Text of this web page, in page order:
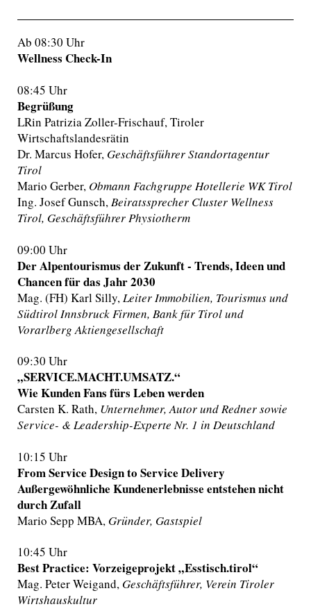
Ab 08:30 Uhr
Wellness Check-In
08:45 Uhr
Begrüßung
LRin Patrizia Zoller-Frischauf, Tiroler
Wirtschaftslandesrätin
Dr. Marcus Hofer, Geschäftsführer Standortagentur
Tirol
Mario Gerber, Obmann Fachgruppe Hotellerie WK Tirol
Ing. Josef Gunsch,Beiratssprecher Cluster Wellness
Tirol, Geschäftsführer Physiotherm
09:00 Uhr
Der Alpentourismus der Zukunft - Trends, Ideen und
Chancen für das Jahr 2030
Mag. (FH) Karl Silly, Leiter Immobilien, Tourismus und
Südtirol Innsbruck Firmen, Bank für Tirol und
Vorarlberg Aktiengesellschaft
09:30 Uhr
„SERVICE.MACHT.UMSATZ.“
Wie Kunden Fans fürs Leben werden
Carsten K. Rath, Unternehmer, Autor und Redner sowie
Service- & Leadership-Experte Nr. 1 in Deutschland
10:15 Uhr
From Service Design to Service Delivery
Außergewöhnliche Kundenerlebnisse entstehen nicht
durch Zufall
Mario Sepp MBA, Gründer, Gastspiel
10:45 Uhr
Best Practice: Vorzeigeprojekt „Esstisch.tirol“
Mag. Peter Weigand, Geschäftsführer, Verein Tiroler
Wirtshauskultur